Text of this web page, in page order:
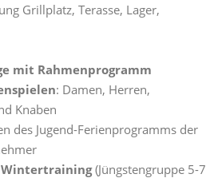
Grillplatz, Terasse, Lager,
mit Rahmenprogramm
: Damen, Herren,
Knaben
des Jugend-Ferienprogramms der
Wintertraining(Jüngstengruppe 5-7